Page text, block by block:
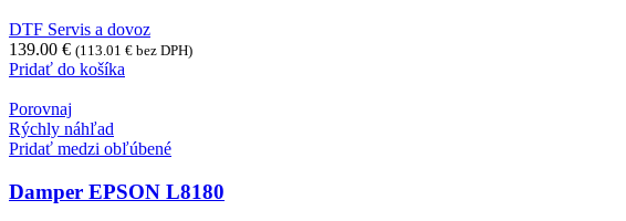
DTF Servis a dovoz
139.00 € (113.01 € bez DPH)
Pridať do košíka
Porovnaj
Rýchly náhľad
Pridať medzi obľúbené
Damper EPSON L8180